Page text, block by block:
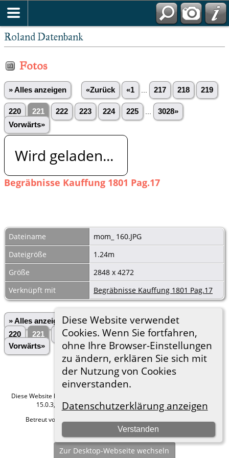
Roland Datenbank
Diese Website verwendet
Cookies. Wenn Sie fortfahren,
ohne Ihre Browser-Einstellungen
zu ändern, erklären Sie sich mit
der Nutzung von Cookies
einverstanden.
Datenschutzerklärung anzeigen
Verstanden
Fotos
» Alles anzeigen «Zurück «1 217 218 219
220 221 222 223 224 225
3028»
Vorwärts»
Wird geladen...
Begräbnisse Kauffung 1801 Pag.17
Dateiname
mom_ 160.JPG
Dateigröße
1.24m
Größe
2848 x 4272
Verknüpft mit
Begräbnisse Kauffung 1801 Pag.17
» Alles anzeigen «Zurück «1 ... 217 218
220
221 222 223 224 225 ... 3028»
Vorwärts»
Diese Website läuft mit
15.0.3, programmiert von Darrin Lythgoe © 2001-2026.
Betreut von
Hier geht es zum Impressum
Zur Desktop-Webseite wechseln